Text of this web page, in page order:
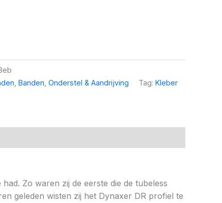
Banden Onderstel & Aandrijving Tag: Kleber
Zo waren zij de eerste die de tubeless
geleden wisten zij het Dynaxer DR profiel te